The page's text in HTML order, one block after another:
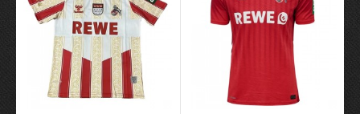
FC Köln Borte 2025-26 -